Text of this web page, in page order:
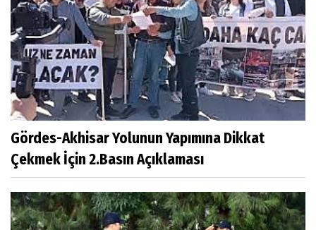
Gördes-Akhisar Yolunun Yapımına Dikkat
Çekmek İçin 2.Basın Açıklaması